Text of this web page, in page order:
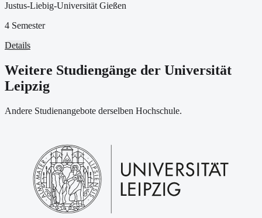
Justus-Liebig-Universität Gießen
4 Semester
Details
Weitere Studiengänge der Universität
Leipzig
Andere Studienangebote derselben Hochschule.